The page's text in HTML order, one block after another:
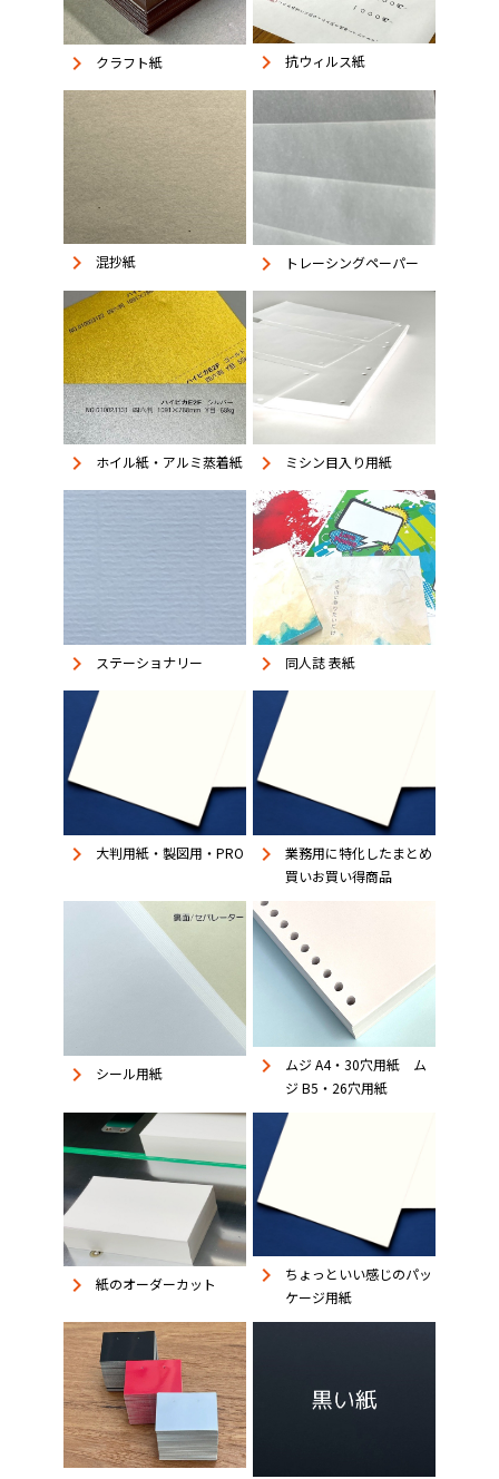
keyboard_arrow_right クラフト紙 keyboard_arrow_right 抗ウィルス紙
keyboard_arrow_right 混抄紙 keyboard_arrow_right トレーシングペーパー
keyboard_arrow_right ホイル紙・アルミ蒸着紙 keyboard_arrow_right ミシン目入り用紙
keyboard_arrow_right ステーショナリー keyboard_arrow_right 同人誌 表紙
keyboard_arrow_right 大判用紙・製図用・PRO keyboard_arrow_right
業務用に特化したまとめ
買いお買い得商品
keyboard_arrow_right シール用紙 keyboard_arrow_right
ムジ A4・30穴用紙 ム
ジ B5・26穴用紙
keyboard_arrow_right 紙のオーダーカット keyboard_arrow_right
ちょっといい感じのパッ
ケージ用紙